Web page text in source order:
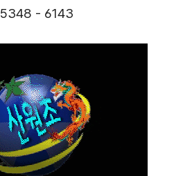
5348 - 6143